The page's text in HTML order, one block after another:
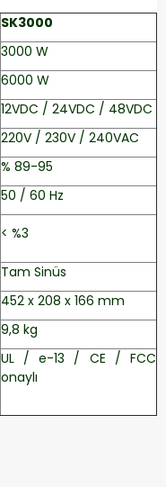
SK3000
3000 W
6000 W
12VDC / 24VDC / 48VDC
220V / 230V / 240VAC
% 89-95
50 / 60 Hz
< %3
Tam Sinüs
452 x 208 x 166 mm
9,8 kg
UL / e-13 / CE / FCC
onaylı